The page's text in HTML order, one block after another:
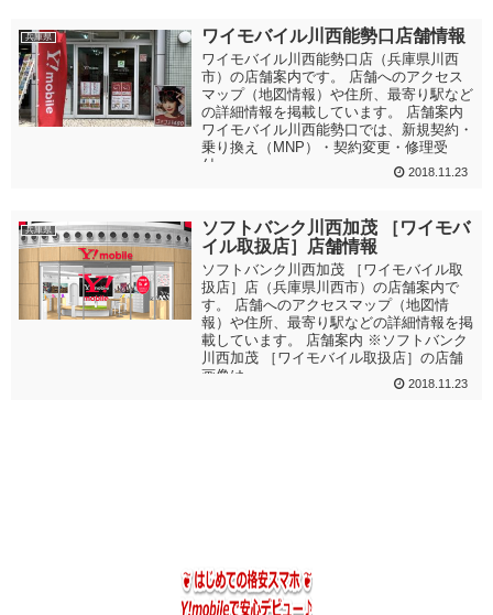
兵庫県 ワイモバイル川西能勢口店舗情報
ワイモバイル川西能勢口店（兵庫県川西
市）の店舗案内です。 店舗へのアクセス
マップ（地図情報）や住所、最寄り駅など
の詳細情報を掲載しています。 店舗案内
ワイモバイル川西能勢口では、新規契約・
乗り換え（MNP）・契約変更・修理受
付・...
2018.11.23
兵庫県
ソフトバンク川西加茂 ［ワイモバ
イル取扱店］店舗情報
ソフトバンク川西加茂 ［ワイモバイル取
扱店］店（兵庫県川西市）の店舗案内で
す。 店舗へのアクセスマップ（地図情
報）や住所、最寄り駅などの詳細情報を掲
載しています。 店舗案内 ※ソフトバンク
川西加茂 ［ワイモバイル取扱店］の店舗
画像は...
2018.11.23